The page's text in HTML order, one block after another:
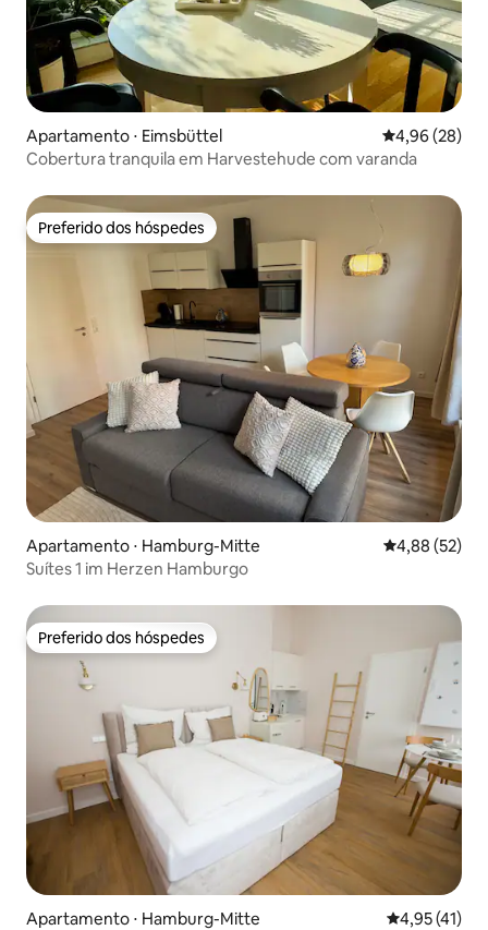
Apartamento ⋅ Eimsbüttel 4,96 de uma
4,96 (28)
Cobertura tranquila em Harvestehude com varanda
Preferido dos hóspedes
Preferido dos hóspedes
Apartamento ⋅ Hamburg-Mitte 4,88 de uma
4,88 (52)
Suítes 1 im Herzen Hamburgo
Preferido dos hóspedes
Preferido dos hóspedes
Apartamento ⋅ Hamburg-Mitte 4,95 de uma
4,95 (41)